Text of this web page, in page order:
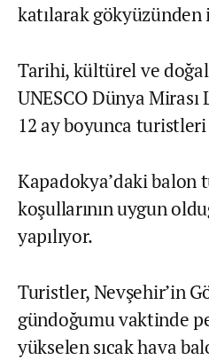
katılarak gökyüzünden
Tarihi, kültürel ve
UNESCO Dünya
12 ay boyunca turistleri
Kapadokya’daki balon
koşullarının uygun
yapılıyor.
Turistler, Nevşehir’in
gündoğumu vaktinde
yükselen sıcak hava